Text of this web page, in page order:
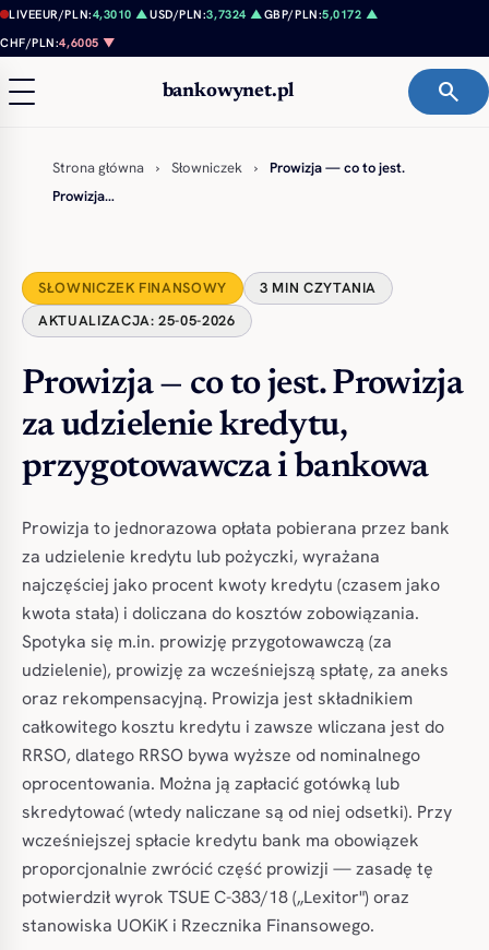
Przejdź do treści
LIVEEUR/PLN:4,3010 ▲USD/PLN:3,7324 ▲GBP/PLN:5,0172 ▲
CHF/PLN:4,6005 ▼
bankowynet.pl search
Strona główna › Słowniczek ›
Prowizja — co to jest.
Prowizja…
SŁOWNICZEK FINANSOWY
3 MIN CZYTANIA
AKTUALIZACJA: 25-05-2026
Prowizja — co to jest. Prowizja
za udzielenie kredytu,
przygotowawcza i bankowa
Prowizja to jednorazowa opłata pobierana przez bank
za udzielenie kredytu lub pożyczki, wyrażana
najczęściej jako procent kwoty kredytu (czasem jako
kwota stała) i doliczana do kosztów zobowiązania.
Spotyka się m.in. prowizję przygotowawczą (za
udzielenie), prowizję za wcześniejszą spłatę, za aneks
oraz rekompensacyjną. Prowizja jest składnikiem
całkowitego kosztu kredytu i zawsze wliczana jest do
RRSO, dlatego RRSO bywa wyższe od nominalnego
oprocentowania. Można ją zapłacić gotówką lub
skredytować (wtedy naliczane są od niej odsetki). Przy
wcześniejszej spłacie kredytu bank ma obowiązek
proporcjonalnie zwrócić część prowizji — zasadę tę
potwierdził wyrok TSUE C-383/18 („Lexitor") oraz
stanowiska UOKiK i Rzecznika Finansowego.